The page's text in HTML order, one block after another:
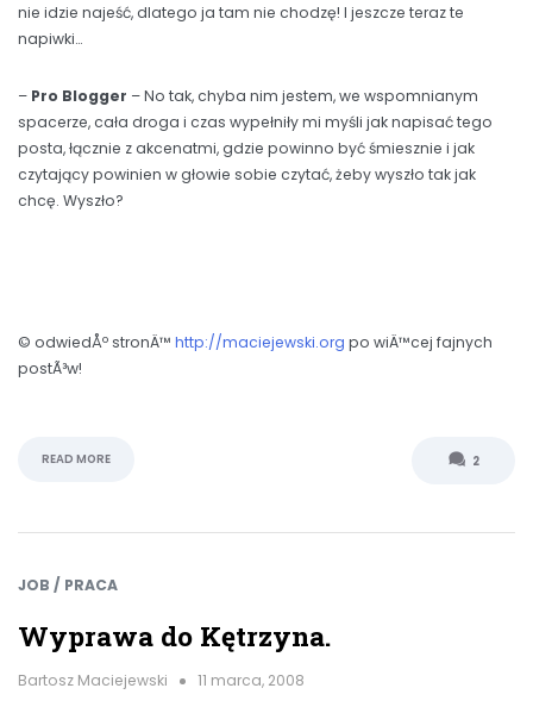
nie idzie najeść, dlatego ja tam nie chodzę! I jeszcze teraz te
napiwki…
– Pro Blogger – No tak, chyba nim jestem, we wspomnianym
spacerze, cała droga i czas wypełniły mi myśli jak napisać tego
posta, łącznie z akcenatmi, gdzie powinno być śmiesznie i jak
czytający powinien w głowie sobie czytać, żeby wyszło tak jak
chcę. Wyszło?
© odwiedÅº stronÄ™ http://maciejewski.org po wiÄ™cej fajnych
postÃ³w!
READ MORE 2
JOB / PRACA
Wyprawa do Kętrzyna.
Bartosz Maciejewski 11 marca, 2008